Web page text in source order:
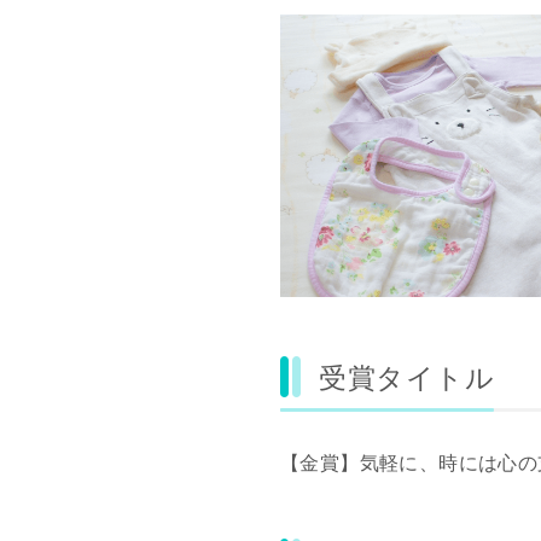
受賞タイトル
【金賞】気軽に、時には心